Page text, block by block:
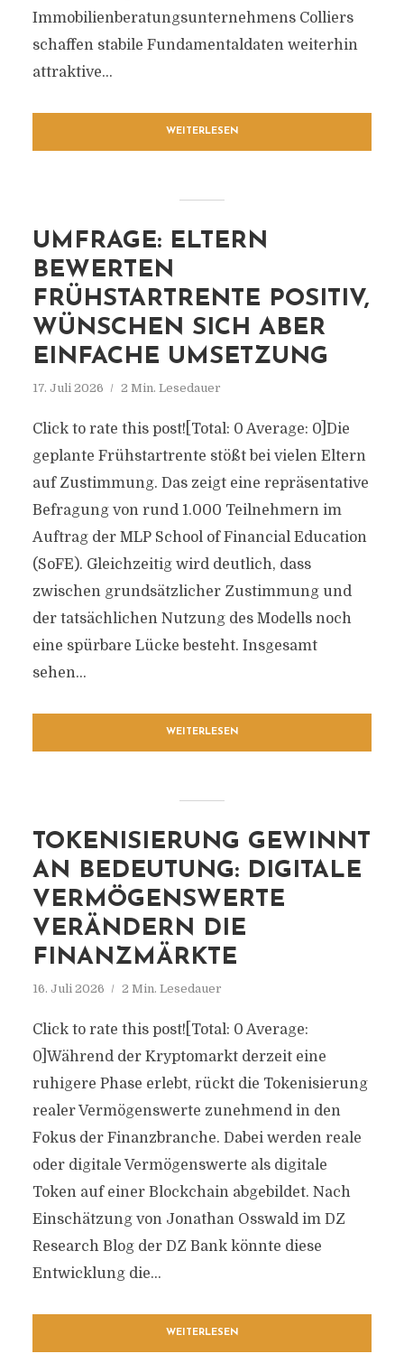
Immobilienberatungsunternehmens Colliers
schaffen stabile Fundamentaldaten weiterhin
attraktive...
WEITERLESEN
UMFRAGE: ELTERN
BEWERTEN
FRÜHSTARTRENTE POSITIV,
WÜNSCHEN SICH ABER
EINFACHE UMSETZUNG
17. Juli 2026 2 Min. Lesedauer
Click to rate this post![Total: 0 Average: 0]Die
geplante Frühstartrente stößt bei vielen Eltern
auf Zustimmung. Das zeigt eine repräsentative
Befragung von rund 1.000 Teilnehmern im
Auftrag der MLP School of Financial Education
(SoFE). Gleichzeitig wird deutlich, dass
zwischen grundsätzlicher Zustimmung und
der tatsächlichen Nutzung des Modells noch
eine spürbare Lücke besteht. Insgesamt
sehen...
WEITERLESEN
TOKENISIERUNG GEWINNT
AN BEDEUTUNG: DIGITALE
VERMÖGENSWERTE
VERÄNDERN DIE
FINANZMÄRKTE
16. Juli 2026 2 Min. Lesedauer
Click to rate this post![Total: 0 Average:
0]Während der Kryptomarkt derzeit eine
ruhigere Phase erlebt, rückt die Tokenisierung
realer Vermögenswerte zunehmend in den
Fokus der Finanzbranche. Dabei werden reale
oder digitale Vermögenswerte als digitale
Token auf einer Blockchain abgebildet. Nach
Einschätzung von Jonathan Osswald im DZ
Research Blog der DZ Bank könnte diese
Entwicklung die...
WEITERLESEN